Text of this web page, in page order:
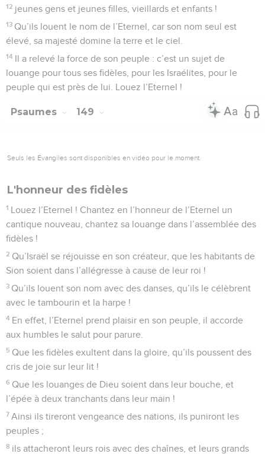
12 jeunes gens et jeunes filles, vieillards et enfants !
13 Qu’ils louent le nom de l’Eternel, car son nom seul est
élevé, sa majesté domine la terre et le ciel.
14 Il a relevé la force de son peuple : c’est un sujet de
louange pour tous ses fidèles, pour les Israélites, pour le
peuple qui est près de lui. Louez l’Eternel !
Psaumes 149
Seuls les Évangiles sont disponibles en vidéo pour le moment.
L'honneur des fidèles
1 Louez l’Eternel ! Chantez en l’honneur de l’Eternel un
cantique nouveau, chantez sa louange dans l’assemblée des
fidèles !
2 Qu’Israël se réjouisse en son créateur, que les habitants de
Sion soient dans l’allégresse à cause de leur roi !
3 Qu’ils louent son nom avec des danses, qu’ils le célèbrent
avec le tambourin et la harpe !
4 En effet, l’Eternel prend plaisir en son peuple, il accorde
aux humbles le salut pour parure.
5 Que les fidèles exultent dans la gloire, qu’ils poussent des
cris de joie sur leur lit !
6 Que les louanges de Dieu soient dans leur bouche, et
l’épée à deux tranchants dans leur main !
7 Ainsi ils tireront vengeance des nations, ils puniront les
peuples ;
8 ils attacheront leurs rois avec des chaînes, et leurs grands